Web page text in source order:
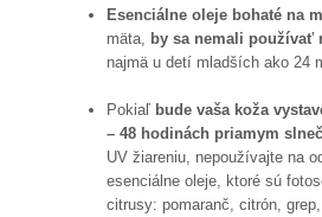
Esenciálne oleje bohaté na
mäta,
by sa nemali používať
najmä u detí mladších ako 24
Pokiaľ bude vaša koža
– 48 hodinách priamym
UV žiareniu, nepoužívajte na
esenciálne oleje, ktoré sú
citrusy: pomaranč, citrón, grep,